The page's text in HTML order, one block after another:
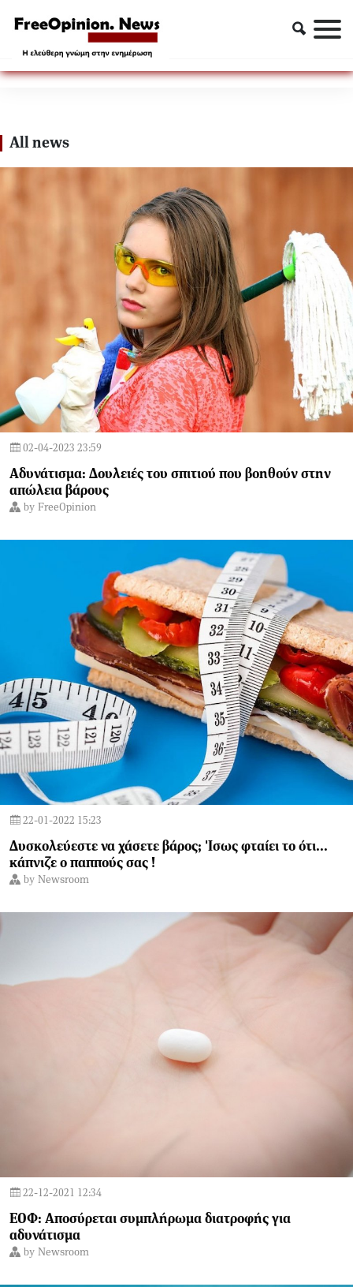
ΑΔΥΝΑΤΙΣΜΑ
ΑΔΥΝΑΤΙΣΜΑ
All news
02-04-2023 23:59
Αδυνάτισμα: Δουλειές του σπιτιού που βοηθούν στην
απώλεια βάρους
by FreeOpinion
22-01-2022 15:23
Δυσκολεύεστε να χάσετε βάρος; 'Ισως φταίει το ότι...
κάπνιζε ο παππούς σας !
by Newsroom
22-12-2021 12:34
ΕΟΦ: Αποσύρεται συμπλήρωμα διατροφής για
αδυνάτισμα
by Newsroom